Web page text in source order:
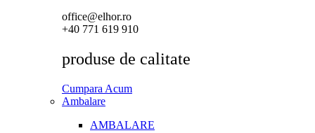
office@elhor.ro
+40 771 619 910
produse de calitate
Cumpara Acum
Ambalare
AMBALARE